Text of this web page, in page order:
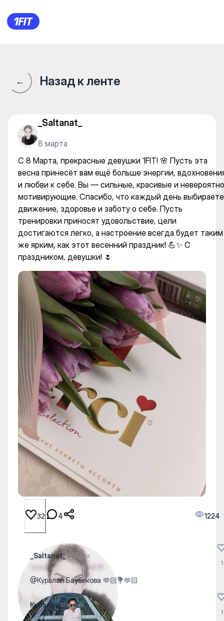
С 8 Марта, прекрасные
← Назад к ленте
_Saltanat_
8 марта
С 8 Марта, прекрасные девушки 1FIT! 🌸 Пусть эта
весна принесёт вам ещё больше энергии,
и любви к себе. Вы — сильные, красивые и невероятно
мотивирующие. Спасибо, что каждый день выбираете
движение, здоровье и заботу о себе. Пусть
тренировки приносят удовольствие, цели
достигаются легко, а настроение всегда будет таким
же ярким, как этот весенний праздник! 💪✨ С
праздником, девушки! 🌷
32 4 1224
_Saltanat_11 марта
@Куралай Баубекова 🫶🏻💐🫶🏻
1
Куралай10 марта
1